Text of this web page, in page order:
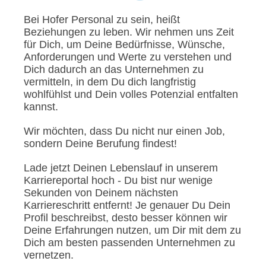
Bei Hofer Personal zu sein, heißt
Beziehungen zu leben. Wir nehmen uns Zeit
für Dich, um Deine Bedürfnisse, Wünsche,
Anforderungen und Werte zu verstehen und
Dich dadurch an das Unternehmen zu
vermitteln, in dem Du dich langfristig
wohlfühlst und Dein volles Potenzial entfalten
kannst.
Wir möchten, dass Du nicht nur einen Job,
sondern Deine Berufung findest!
Lade jetzt Deinen Lebenslauf in unserem
Karriereportal hoch - Du bist nur wenige
Sekunden von Deinem nächsten
Karriereschritt entfernt! Je genauer Du Dein
Profil beschreibst, desto besser können wir
Deine Erfahrungen nutzen, um Dir mit dem zu
Dich am besten passenden Unternehmen zu
vernetzen.